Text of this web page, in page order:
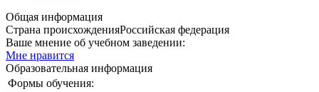
Общая информация
Страна происхожденияРоссийская федерация
Ваше мнение об учебном заведении:
Мне нравится
Образовательная информация
Формы обучения: